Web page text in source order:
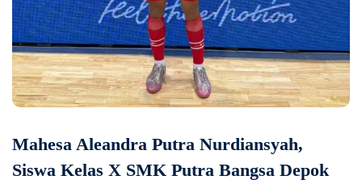
Mahesa Aleandra Putra Nurdiansyah,
Siswa Kelas X SMK Putra Bangsa Depok